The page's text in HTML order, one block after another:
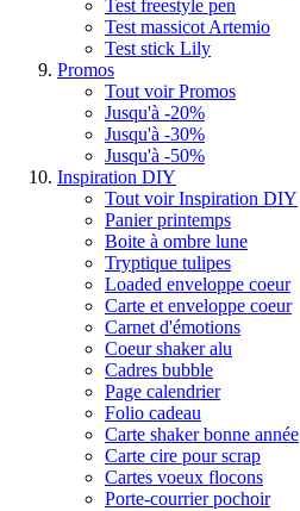
Test freestyle pen
Test massicot Artemio
Test stick Lily
Promos
Tout voir Promos
Jusqu'à -20%
Jusqu'à -30%
Jusqu'à -50%
Inspiration DIY
Tout voir Inspiration DIY
Panier printemps
Boite à ombre lune
Tryptique tulipes
Loaded enveloppe coeur
Carte et enveloppe coeur
Carnet d'émotions
Coeur shaker alu
Cadres bubble
Page calendrier
Folio cadeau
Carte shaker bonne année
Carte cire pour scrap
Cartes voeux flocons
Porte-courrier pochoir